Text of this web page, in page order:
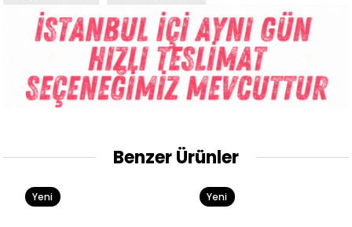
Benzer Ürünler
Yeni
Yeni